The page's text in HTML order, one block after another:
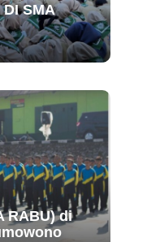
DI SMA
RABU) di